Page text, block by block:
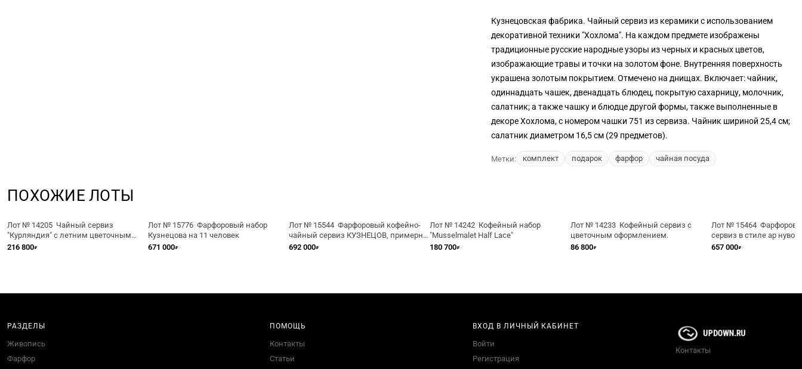
Кузнецовская фабрика. Чайный сервиз из керамики с использованием
декоративной техники "Хохлома". На каждом предмете изображены
традиционные русские народные узоры из черных и красных цветов,
изображающие травы и точки на золотом фоне. Внутренняя поверхность
украшена золотым покрытием. Отмечено на днищах. Включает: чайник,
одиннадцать чашек, двенадцать блюдец, покрытую сахарницу, молочник,
салатник; а также чашку и блюдце другой формы, также выполненные в
декоре Хохлома, с номером чашки 751 из сервиза. Чайник шириной 25,4 см;
салатник диаметром 16,5 см (29 предметов).
Метки: комплект подарок фарфор чайная посуда
ПОХОЖИЕ ЛОТЫ
Лот № 14205 Чайный сервиз
"Курляндия" с летним цветочным
орнаментом.
216 800₽
Лот № 15776 Фарфоровый набор
Кузнецова на 11 человек
671 000₽
Лот № 15544 Фарфоровый кофейно-
чайный сервиз КУЗНЕЦОВ, примерно
1890 год
692 000₽
Лот № 14242 Кофейный набор
"Musselmalet Half Lace"
180 700₽
Лот № 14233 Кофейный сервиз с
цветочным оформлением.
86 800₽
Лот № 15464
сервиз в стиле ар нуво,
Кузнецова, около 1900
657 000₽
РАЗДЕЛЫ
Живопись
Фарфор
ПОМОЩЬ
Контакты
Статьи
ВХОД В ЛИЧНЫЙ КАБИНЕТ
Войти
Регистрация
Контакты